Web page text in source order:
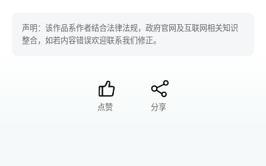
声明：该作品系作者结合法律法规，政府官网及互联网相关知识
整合，如若内容错误欢迎联系我们修正。
点赞 分享